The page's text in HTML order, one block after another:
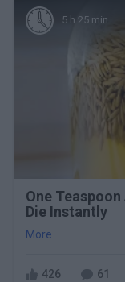
5 h 25 min
One
Die Instantly
More
426 61